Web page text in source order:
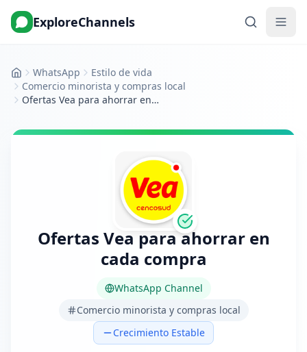
ExploreChannels
InicioWhatsApp
Estilo de vida
Comercio minorista y compras local
Ofertas Vea para ahorrar en cada compra
Ofertas Vea para ahorrar en
cada compra
WhatsApp Channel
Comercio minorista y compras local
Crecimiento Estable